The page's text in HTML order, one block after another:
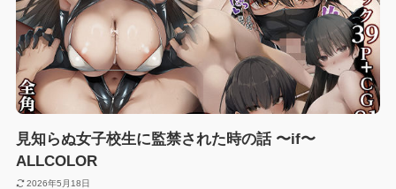
見知らぬ女子校生に監禁された時の話 〜if〜
ALLCOLOR
2026年5月18日